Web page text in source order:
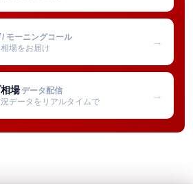
/ モーニングコール
場をお届け
→
場 データ配信
データをリアルタイムで
→